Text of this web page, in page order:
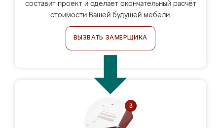
составит проект и сделает окончательный расчёт
стоимости Вашей будущей мебели.
ВЫЗВАТЬ ЗАМЕРЩИКА